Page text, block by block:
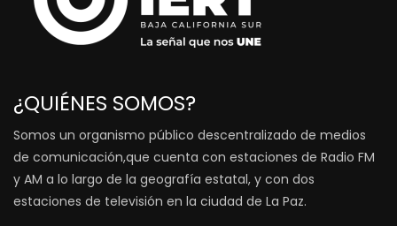
¿QUIÉNES SOMOS?
Somos un organismo público descentralizado de medios
de comunicación,que cuenta con estaciones de Radio FM
y AM a lo largo de la geografía estatal, y con dos
estaciones de televisión en la ciudad de La Paz.